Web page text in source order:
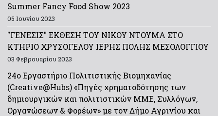
Summer Fancy Food Show 2023
05 Ιουνίου 2023
"ΓΕΝΕΣΙΣ" ΕΚΘΕΣΗ ΤΟΥ ΝΙΚΟΥ ΝΤΟΥΜΑ ΣΤΟ
ΚΤΗΡΙΟ ΧΡΥΣΟΓΕΛΟΥ ΙΕΡΗΣ ΠΟΛΗΣ ΜΕΣΟΛΟΓΓΙΟΥ
03 Φεβρουαρίου 2023
24ο Εργαστήριο Πολιτιστικής Βιομηχανίας
(Creative@Hubs) «Πηγές χρηματοδότησης των
δημιουργικών και πολιτιστικών ΜΜΕ, Συλλόγων,
Οργανώσεων & Φορέων» με τον Δήμο Αγρινίου και